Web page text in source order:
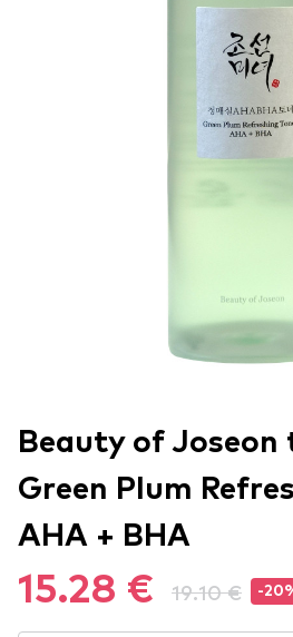
Beauty of Joseon
Green Plum
AHA + BHA
15.28 € 19.10 € -